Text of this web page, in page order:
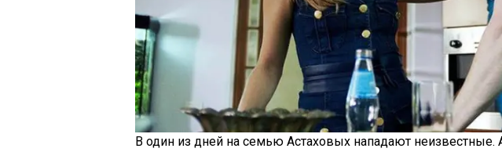
В один из дней на семью Астаховых нападают неизвестные.